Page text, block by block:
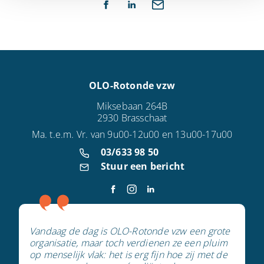
OLO-Rotonde vzw
Miksebaan 264B
2930 Brasschaat
Ma. t.e.m. Vr. van 9u00-12u00 en 13u00-17u00
03/633 98 50
Stuur een bericht
Vandaag de dag is OLO-Rotonde vzw een grote
organisatie, maar toch verdienen ze een pluim
op menselijk vlak: het is erg fijn hoe zij met de